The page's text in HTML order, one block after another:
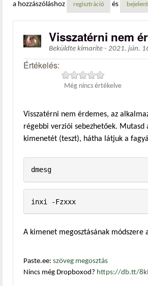
a hozzászóláshoz regisztráció és
Visszatérni nem
Beküldte kimarite - 2021. jún.
Értékelés:
Még nincs értékelve
Visszatérni nem érdemes, az
régebbi verziói sebezhetőek. Mutasd
kimenetét (teszt), hátha látjuk a
dmesg
inxi -Fzxxx
A kimenet megosztásának módszere
Paste.ee: szöveg megosztás
Nincs még Dropboxod? https://db.tt/